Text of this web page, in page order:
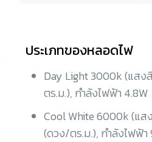
ประเภทของหลอดไฟ
Day Light 3000k (แสง
ตร.ม.), กำลังไฟฟ้า 4.8W
Cool White 6000k (แส
(ดวง/ตร.ม.), กำลังไฟฟ้า